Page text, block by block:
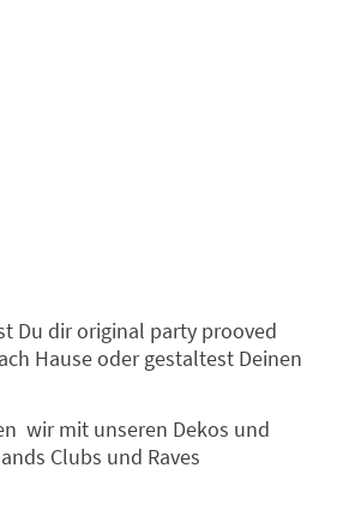
Du dir original party prooved
Hause oder gestaltest Deinen
wir mit unseren Dekos und
Clubs und Raves